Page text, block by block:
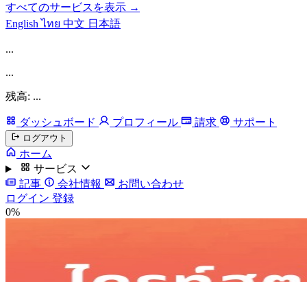
すべてのサービスを表示 →
Englishไทย 中文 日本語
...
...
残高: ...
ダッシュボード プロフィール 請求 サポート
ログアウト
ホーム
サービス
記事
会社情報
お問い合わせ
ログイン 登録
0%